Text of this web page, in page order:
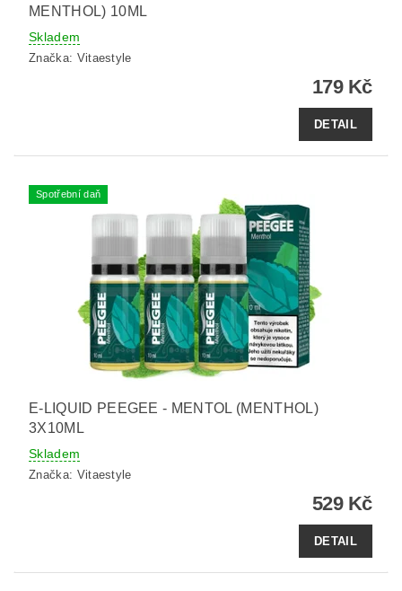
MENTHOL) 10ML
Skladem
Značka: Vitaestyle
179 Kč
DETAIL
Spotřební daň
E-LIQUID PEEGEE - MENTOL (MENTHOL)
3X10ML
Skladem
Značka: Vitaestyle
529 Kč
DETAIL